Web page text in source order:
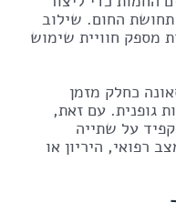
החום. שילוב
מספק חוויית שימוש
כחלק מזמן
גופנית. עם זאת,
על שתייה
רפואי, היריון או